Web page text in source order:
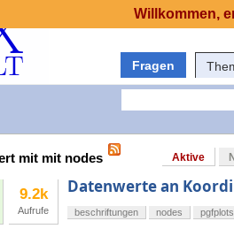
Fragen
mit mit nodes Aktive
9.2k
Aufrufe
Datenwerte an
beschriftungen nodes pgfplots
Willkommen,